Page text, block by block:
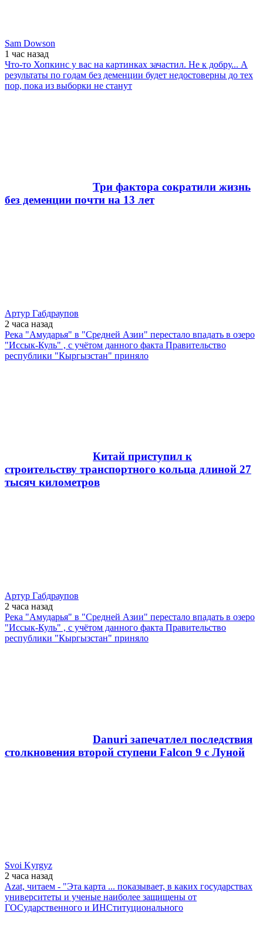
Sam Dowson
1 час назад
Что-то Хопкинс у вас на картинках зачастил. Не к добру... А
результаты по годам без деменции будет недостоверны до тех
пор, пока из выборки не станут
Три фактора сократили жизнь
без деменции почти на 13 лет
Артур Габдраупов
2 часа назад
Река "Амударья" в "Средней Азии" перестало впадать в озеро
"Иссык-Куль" , с учётом данного факта Правительство
республики "Кыргызстан" приняло
Китай приступил к
строительству транспортного кольца длиной 27
тысяч километров
Артур Габдраупов
2 часа назад
Река "Амударья" в "Средней Азии" перестало впадать в озеро
"Иссык-Куль" , с учётом данного факта Правительство
республики "Кыргызстан" приняло
Danuri запечатлел последствия
столкновения второй ступени Falcon 9 с Луной
Svoi Kyrgyz
2 часа назад
Azat, читаем - "Эта карта ... показывает, в каких государствах
университеты и ученые наиболее защищены от
ГОСударственного и ИНСтитуционального